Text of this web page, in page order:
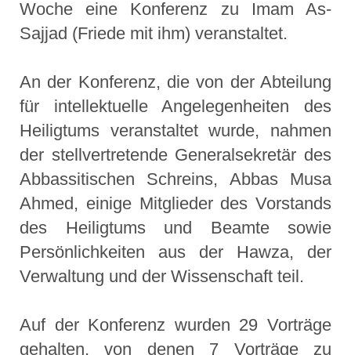
Woche eine Konferenz zu Imam As-
Sajjad (Friede mit ihm) veranstaltet.
An der Konferenz, die von der Abteilung
für intellektuelle Angelegenheiten des
Heiligtums veranstaltet wurde, nahmen
der stellvertretende Generalsekretär des
Abbassitischen Schreins, Abbas Musa
Ahmed, einige Mitglieder des Vorstands
des Heiligtums und Beamte sowie
Persönlichkeiten aus der Hawza, der
Verwaltung und der Wissenschaft teil.
Auf der Konferenz wurden 29 Vorträge
gehalten, von denen 7 Vorträge zu